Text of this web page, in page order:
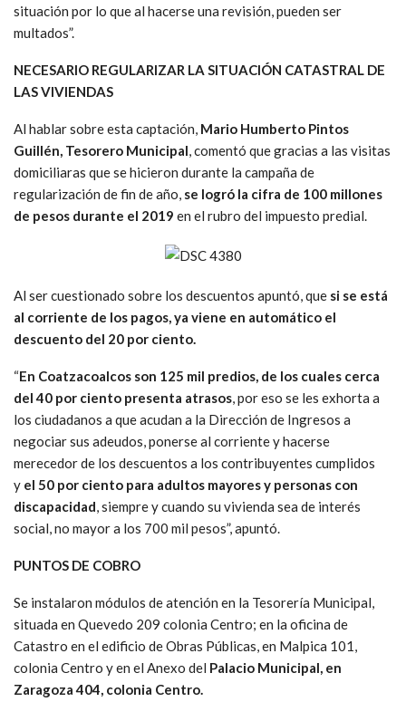
situación por lo que al hacerse una revisión, pueden ser
multados”.
NECESARIO REGULARIZAR LA SITUACIÓN CATASTRAL DE
LAS VIVIENDAS
Al hablar sobre esta captación, Mario Humberto Pintos
Guillén, Tesorero Municipal, comentó que gracias a las visitas
domiciliaras que se hicieron durante la campaña de
regularización de fin de año, se logró la cifra de 100 millones
de pesos durante el 2019 en el rubro del impuesto predial.
Al ser cuestionado sobre los descuentos apuntó, que si se está
al corriente de los pagos, ya viene en automático el
descuento del 20 por ciento.
“En Coatzacoalcos son 125 mil predios, de los cuales cerca
del 40 por ciento presenta atrasos, por eso se les exhorta a
los ciudadanos a que acudan a la Dirección de Ingresos a
negociar sus adeudos, ponerse al corriente y hacerse
merecedor de los descuentos a los contribuyentes cumplidos
y el 50 por ciento para adultos mayores y personas con
discapacidad, siempre y cuando su vivienda sea de interés
social, no mayor a los 700 mil pesos”, apuntó.
PUNTOS DE COBRO
Se instalaron módulos de atención en la Tesorería Municipal,
situada en Quevedo 209 colonia Centro; en la oficina de
Catastro en el edificio de Obras Públicas, en Malpica 101,
colonia Centro y en el Anexo del Palacio Municipal, en
Zaragoza 404, colonia Centro.